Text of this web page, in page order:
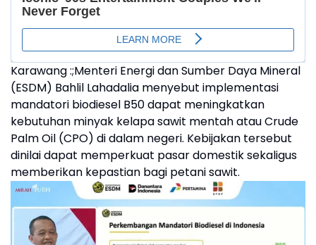
Karawang :;Menteri Energi dan Sumber Daya Mineral
(ESDM) Bahlil Lahadalia menyebut implementasi
mandatori biodiesel B50 dapat meningkatkan
kebutuhan minyak kelapa sawit mentah atau Crude
Palm Oil (CPO) di dalam negeri. Kebijakan tersebut
dinilai dapat memperkuat pasar domestik sekaligus
memberikan kepastian bagi petani sawit.